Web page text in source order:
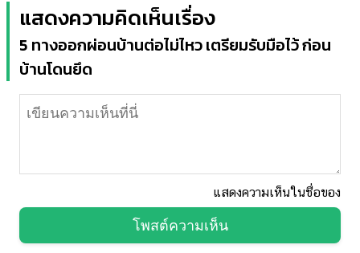
แสดงความคิดเห็นเรื่อง
5 ทางออกผ่อนบ้านต่อไม่ไหว เตรียมรับมือไว้ ก่อน
บ้านโดนยึด
แสดงความเห็นในชื่อของ
โพสต์ความเห็น